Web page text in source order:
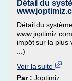
Détail du
Détail du
impôt sur la plus
...)
Voir la suite
Par : Joptimiz